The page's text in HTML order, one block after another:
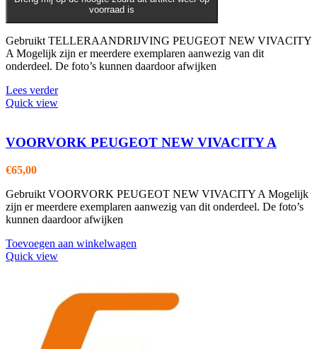
voorraad is
Gebruikt TELLERAANDRIJVING PEUGEOT NEW VIVACITY
A Mogelijk zijn er meerdere exemplaren aanwezig van dit
onderdeel. De foto’s kunnen daardoor afwijken
Lees verder
Quick view
VOORVORK PEUGEOT NEW VIVACITY A
€65,00
Gebruikt VOORVORK PEUGEOT NEW VIVACITY A Mogelijk
zijn er meerdere exemplaren aanwezig van dit onderdeel. De foto’s
kunnen daardoor afwijken
Toevoegen aan winkelwagen
Quick view